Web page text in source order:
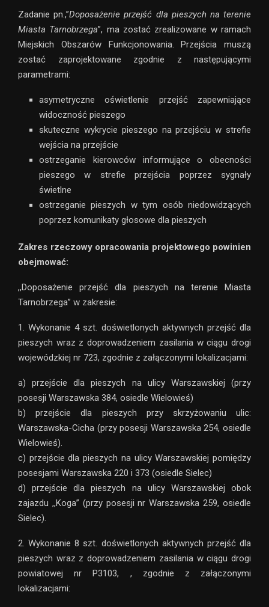
Zadanie pn.,”Doposażenie przejść dla pieszych na terenie
Miasta Tarnobrzega”, ma zostać zrealizowane w ramach
Miejskich Obszarów Funkcjonowania. Przejścia muszą
zostać zaprojektowane zgodnie z następującymi
parametrami:
asymetryczne oświetlenie przejść zapewniające
widoczność pieszego
skuteczne wykrycie pieszego na przejściu w strefie
wejścia na przejście
ostrzeganie kierowców informujące o obecności
pieszego w strefie przejścia poprzez sygnały
świetlne
ostrzeganie pieszych w tym osób niedowidzących
poprzez komunikaty głosowe dla pieszych
Zakres rzeczowy opracowania projektowego powinien
obejmować:
,,Doposażenie przejść dla pieszych na terenie Miasta
Tarnobrzega” w zakresie:
1. Wykonanie 4 szt. doświetlonych aktywnych przejść dla
pieszych wraz z doprowadzeniem zasilania w ciągu drogi
wojewódzkiej nr 723, zgodnie z załączonymi lokalizacjami:
a) przejście dla pieszych na ulicy Warszawskiej (przy
posesji Warszawska 384, osiedle Wielowieś)
b) przejście dla pieszych przy skrzyżowaniu ulic:
Warszawska-Cicha (przy posesji Warszawska 254, osiedle
Wielowieś).
c) przejście dla pieszych na ulicy Warszawskiej pomiędzy
posesjami Warszawska 220 i 373 (osiedle Sielec)
d) przejście dla pieszych na ulicy Warszawskiej obok
zajazdu ,,Koga” (przy posesji nr Warszawska 259, osiedle
Sielec).
2. Wykonanie 8 szt. doświetlonych aktywnych przejść dla
pieszych wraz z doprowadzeniem zasilania w ciągu drogi
powiatowej nr P3103, , zgodnie z załączonymi
lokalizacjami: